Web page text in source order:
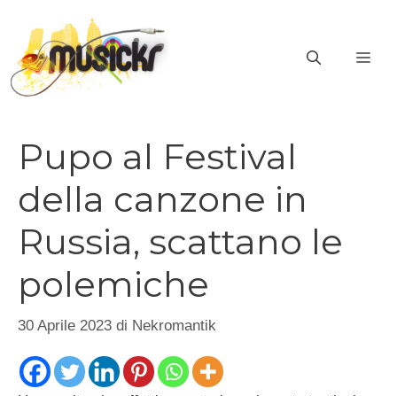
contenuto
Pupo al Festival
della canzone in
Russia, scattano le
polemiche
30 Aprile 2023 di Nekromantik